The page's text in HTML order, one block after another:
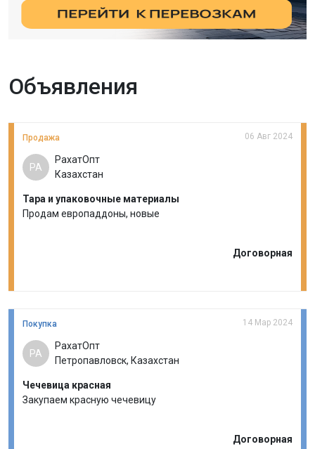
Объявления
Продажа 06 Авг 2024
РА
РахатОпт
Казахстан
Тара и упаковочные материалы
Продам европаддоны, новые
Договорная
Покупка 14 Мар 2024
РА
РахатОпт
Петропавловск, Казахстан
Чечевица красная
Закупаем красную чечевицу
Договорная